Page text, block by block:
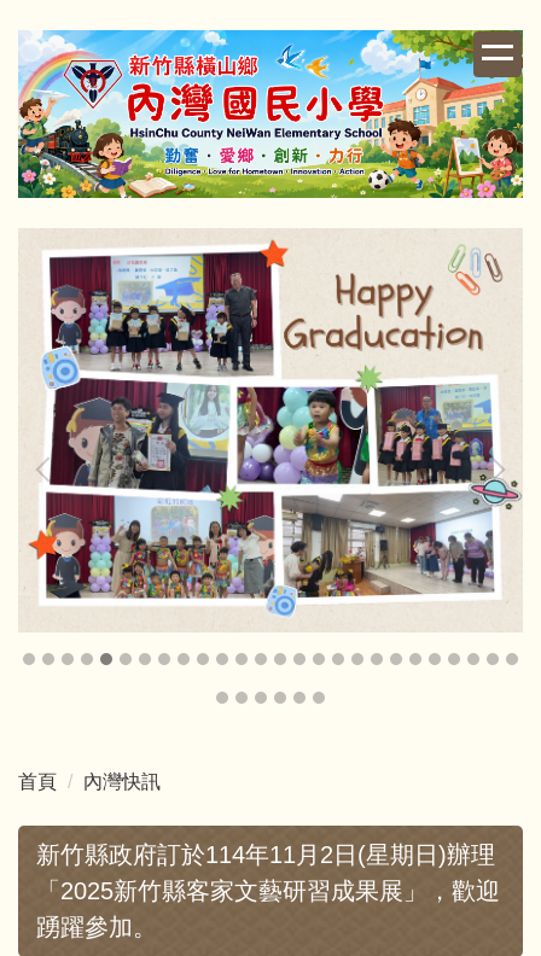
到
主
要
內
容
區
首頁 內灣快訊
新竹縣政府訂於114年11月2日(星期日)辦理
「2025新竹縣客家文藝研習成果展」，歡迎
踴躍參加。